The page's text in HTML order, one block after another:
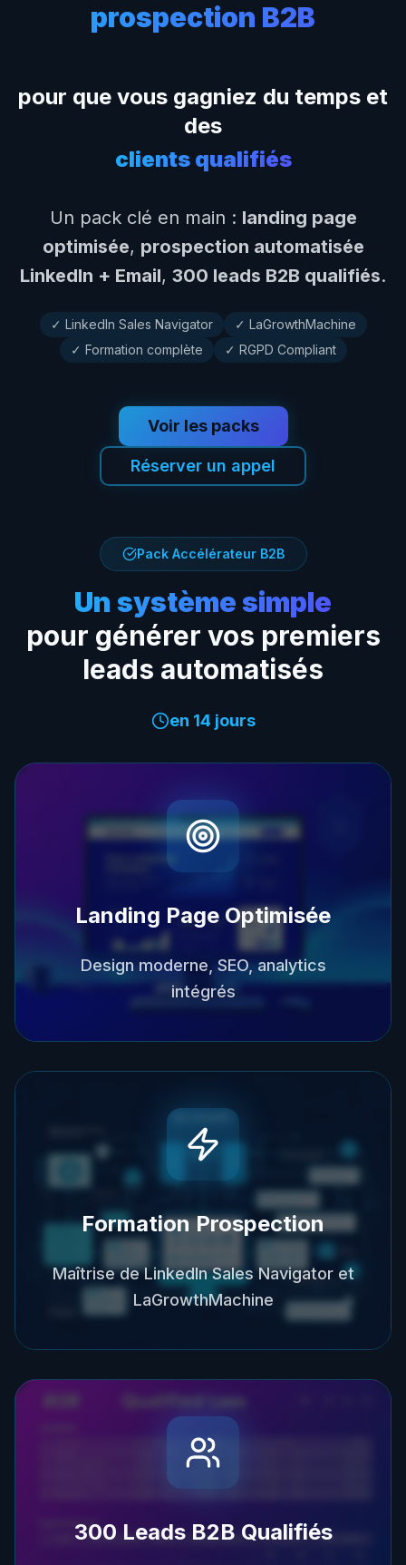
prospection B2B
pour que vous gagniez du temps et
des
clients qualifiés
Un pack clé en main : landing page
optimisée, prospection automatisée
LinkedIn + Email, 300 leads B2B qualifiés.
✓ LinkedIn Sales Navigator
✓ LaGrowthMachine
✓ Formation complète
✓ RGPD Compliant
Voir les packs
Réserver un appel
Pack Accélérateur B2B
Un système simple
pour générer vos premiers
leads automatisés
en 14 jours
Landing Page Optimisée
Design moderne, SEO, analytics
intégrés
Formation Prospection
Maîtrise de LinkedIn Sales Navigator et
LaGrowthMachine
300 Leads B2B Qualifiés